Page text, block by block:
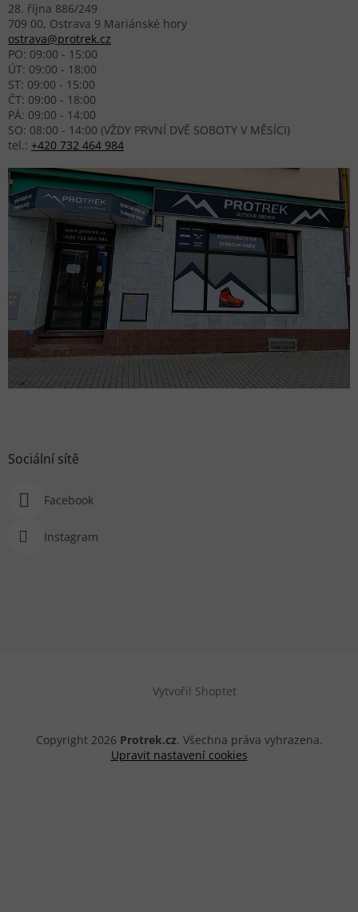
28. října 886/249
709 00, Ostrava 9 Mariánské hory
ostrava@protrek.cz
PO: 09:00 - 15:00
ÚT: 09:00 - 18:00
ST: 09:00 - 15:00
ČT: 09:00 - 18:00
PÁ: 09:00 - 14:00
SO: 08:00 - 14:00 (VŽDY PRVNÍ DVĚ SOBOTY V MĚSÍCI)
tel.: +420 732 464 984
Sociální sítě
Facebook
Instagram
Vytvořil Shoptet
Copyright 2026 Protrek.cz. Všechna práva vyhrazena.
Upravit nastavení cookies